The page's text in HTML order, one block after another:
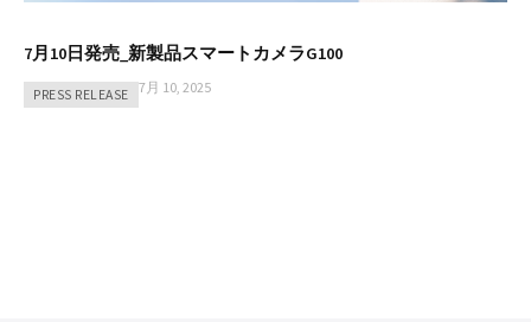
PRESS RELEASE
7月10日発売_新製品スマートカメラG100
7月 10, 2025